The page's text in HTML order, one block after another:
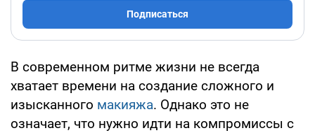
Подписаться
В современном ритме жизни не всегда
хватает времени на создание сложного и
изысканного макияжа. Однако это не
означает, что нужно идти на компромиссы с